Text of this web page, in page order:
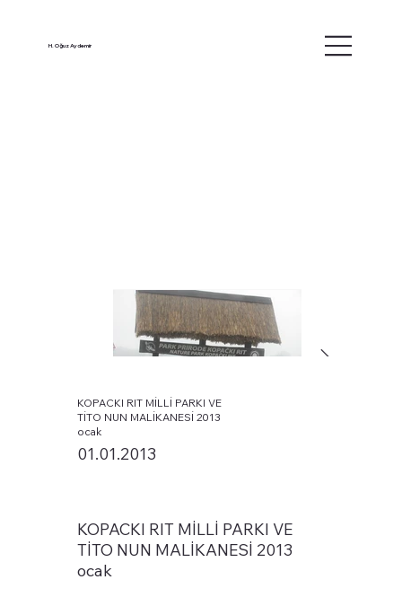
H. Oğuz Aydemir
KOPACKI RIT MİLLİ PARKI VE
TİTO NUN MALİKANESİ 2013
ocak
01.01.2013
KOPACKI RIT MİLLİ PARKI VE
TİTO NUN MALİKANESİ 2013
ocak